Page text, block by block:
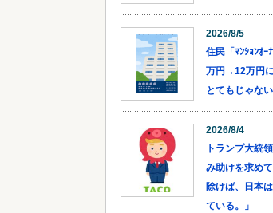
2026/8/5
住民「ﾏﾝｼｮﾝｵ
万円→12万円に
とてもじゃな
2026/8/4
トランプ大統
み助けを求め
除けば、日本
ている。」